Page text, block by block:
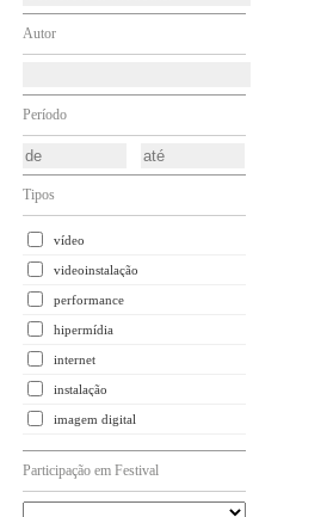
Autor
Período
Tipos
vídeo
videoinstalação
performance
hipermídia
internet
instalação
imagem digital
Participação em Festival